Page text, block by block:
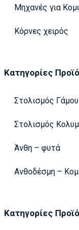
Μηχανές για
Κόρνες χειρός
Κατηγορίες
Στολισμός Γάμου
Στολισμός
Άνθη – φυτά
Ανθοδέσμη –
Κατηγορίες